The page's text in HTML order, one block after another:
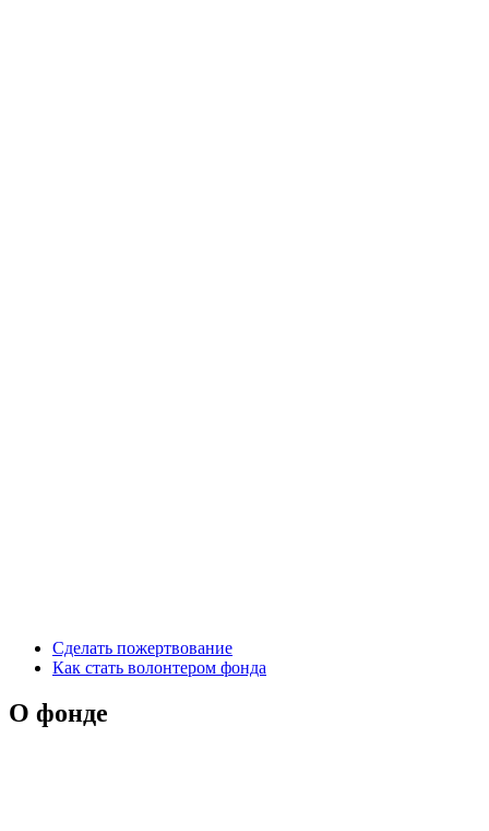
Сделать пожертвование
Как стать волонтером фонда
О фонде